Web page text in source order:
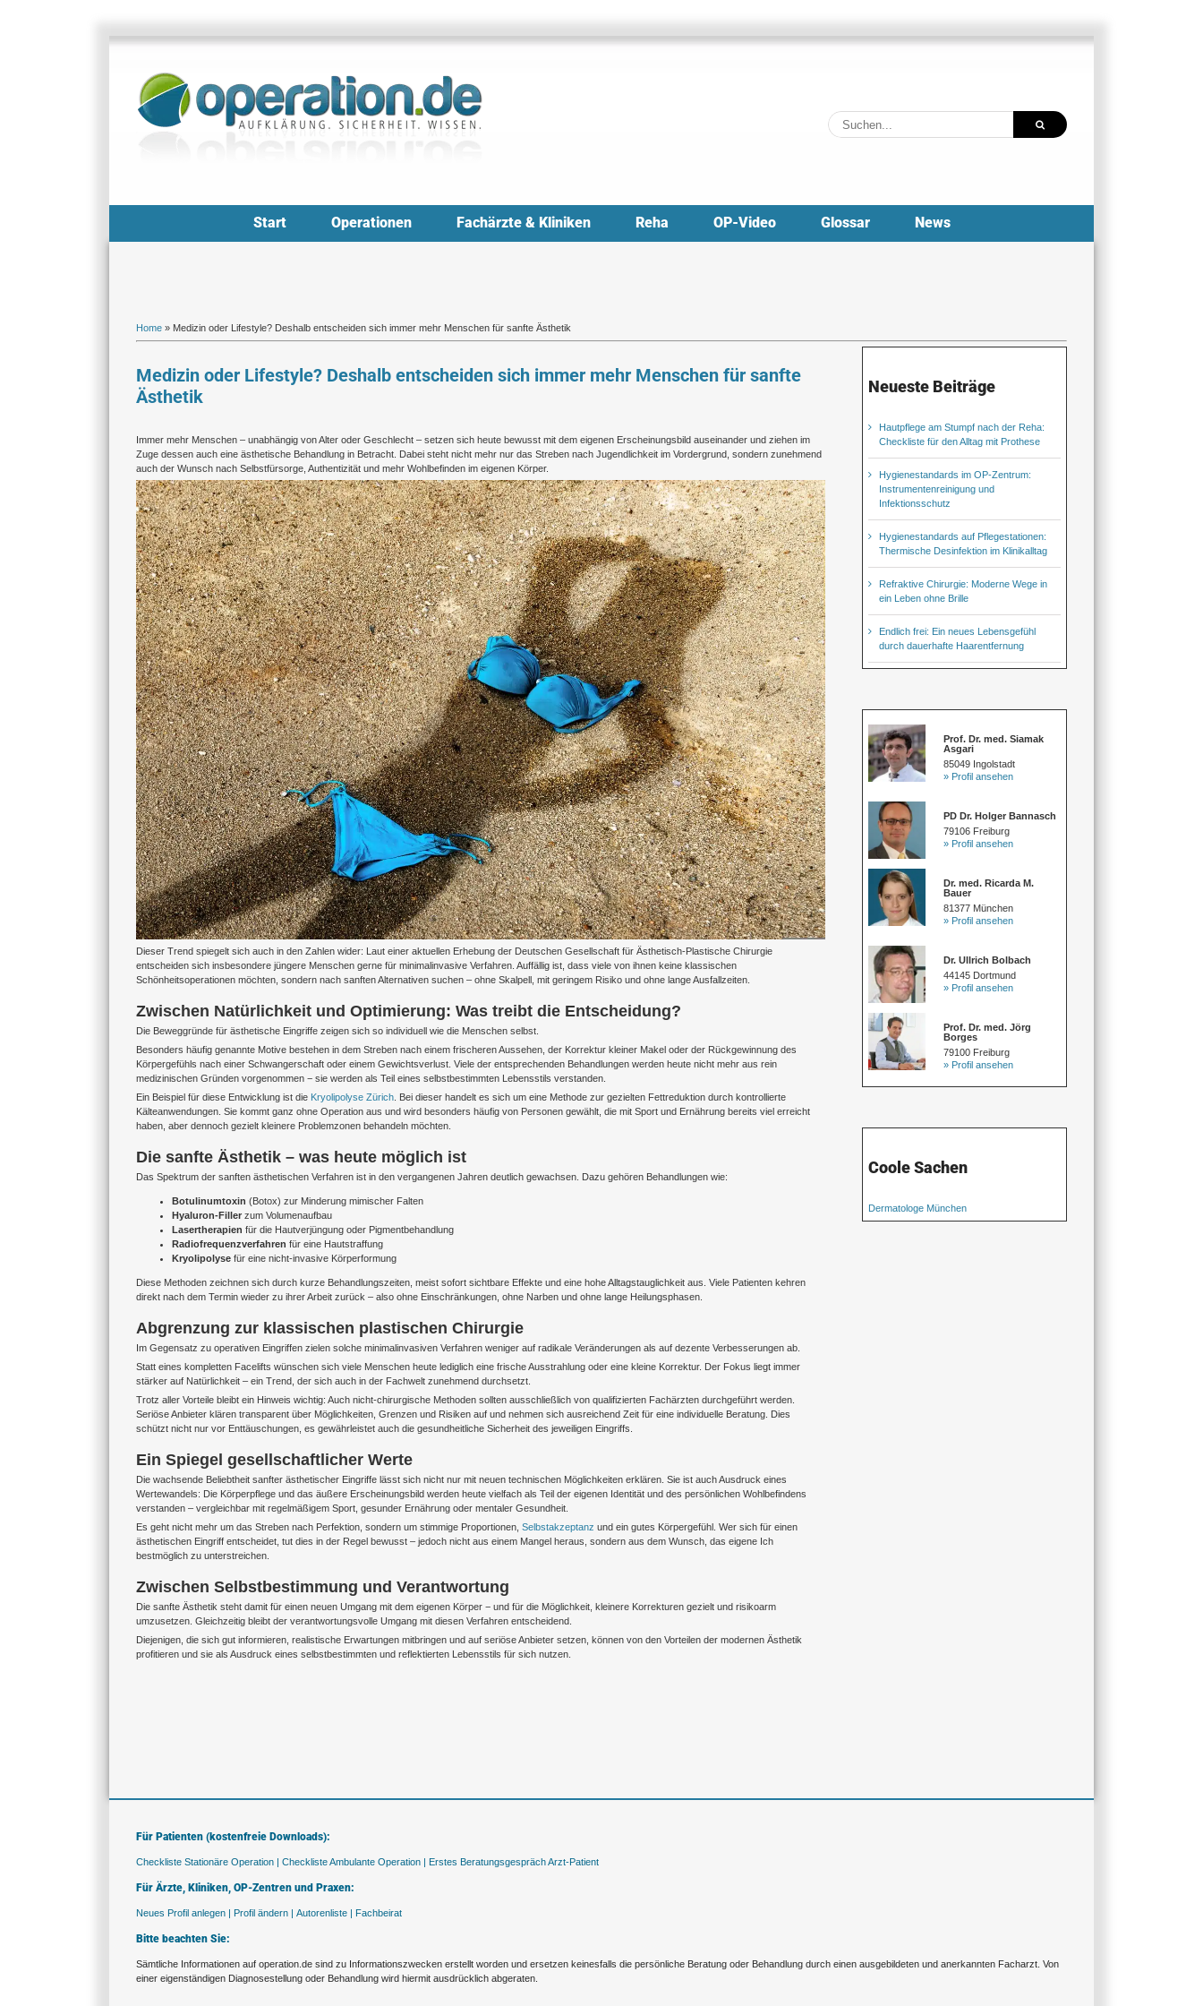
Suche
nach:
Start Operationen Fachärzte & Kliniken Reha OP-Video Glossar News
Home » Medizin oder Lifestyle? Deshalb entscheiden sich immer mehr Menschen für sanfte Ästhetik
Medizin oder Lifestyle? Deshalb entscheiden sich immer mehr Menschen für sanfte
Ästhetik
Immer mehr Menschen – unabhängig von Alter oder Geschlecht – setzen sich heute bewusst mit dem eigenen Erscheinungsbild auseinander und ziehen im
Zuge dessen auch eine ästhetische Behandlung in Betracht. Dabei steht nicht mehr nur das Streben nach Jugendlichkeit im Vordergrund, sondern zunehmend
auch der Wunsch nach Selbstfürsorge, Authentizität und mehr Wohlbefinden im eigenen Körper.
Dieser Trend spiegelt sich auch in den Zahlen wider: Laut einer aktuellen Erhebung der Deutschen Gesellschaft für Ästhetisch-Plastische Chirurgie
entscheiden sich insbesondere jüngere Menschen gerne für minimalinvasive Verfahren. Auffällig ist, dass viele von ihnen keine klassischen
Schönheitsoperationen möchten, sondern nach sanften Alternativen suchen – ohne Skalpell, mit geringem Risiko und ohne lange Ausfallzeiten.
Zwischen Natürlichkeit und Optimierung: Was treibt die Entscheidung?
Die Beweggründe für ästhetische Eingriffe zeigen sich so individuell wie die Menschen selbst.
Besonders häufig genannte Motive bestehen in dem Streben nach einem frischeren Aussehen, der Korrektur kleiner Makel oder der Rückgewinnung des
Körpergefühls nach einer Schwangerschaft oder einem Gewichtsverlust. Viele der entsprechenden Behandlungen werden heute nicht mehr aus rein
medizinischen Gründen vorgenommen − sie werden als Teil eines selbstbestimmten Lebensstils verstanden.
Ein Beispiel für diese Entwicklung ist die Kryolipolyse Zürich . Bei dieser handelt es sich um eine Methode zur gezielten Fettreduktion durch kontrollierte
Kälteanwendungen. Sie kommt ganz ohne Operation aus und wird besonders häufig von Personen gewählt, die mit Sport und Ernährung bereits viel erreicht
haben, aber dennoch gezielt kleinere Problemzonen behandeln möchten.
Die sanfte Ästhetik – was heute möglich ist
Das Spektrum der sanften ästhetischen Verfahren ist in den vergangenen Jahren deutlich gewachsen. Dazu gehören Behandlungen wie:
Botulinumtoxin (Botox) zur Minderung mimischer Falten
Hyaluron-Filler zum Volumenaufbau
Lasertherapien für die Hautverjüngung oder Pigmentbehandlung
Radiofrequenzverfahren für eine Hautstraffung
Kryolipolyse für eine nicht-invasive Körperformung
Diese Methoden zeichnen sich durch kurze Behandlungszeiten, meist sofort sichtbare Effekte und eine hohe Alltagstauglichkeit aus. Viele Patienten kehren
direkt nach dem Termin wieder zu ihrer Arbeit zurück – also ohne Einschränkungen, ohne Narben und ohne lange Heilungsphasen.
Abgrenzung zur klassischen plastischen Chirurgie
Im Gegensatz zu operativen Eingriffen zielen solche minimalinvasiven Verfahren weniger auf radikale Veränderungen als auf dezente Verbesserungen ab.
Statt eines kompletten Facelifts wünschen sich viele Menschen heute lediglich eine frische Ausstrahlung oder eine kleine Korrektur. Der Fokus liegt immer
stärker auf Natürlichkeit – ein Trend, der sich auch in der Fachwelt zunehmend durchsetzt.
Trotz aller Vorteile bleibt ein Hinweis wichtig: Auch nicht-chirurgische Methoden sollten ausschließlich von qualifizierten Fachärzten durchgeführt werden.
Seriöse Anbieter klären transparent über Möglichkeiten, Grenzen und Risiken auf und nehmen sich ausreichend Zeit für eine individuelle Beratung. Dies
schützt nicht nur vor Enttäuschungen, es gewährleistet auch die gesundheitliche Sicherheit des jeweiligen Eingriffs.
Ein Spiegel gesellschaftlicher Werte
Die wachsende Beliebtheit sanfter ästhetischer Eingriffe lässt sich nicht nur mit neuen technischen Möglichkeiten erklären. Sie ist auch Ausdruck eines
Wertewandels: Die Körperpflege und das äußere Erscheinungsbild werden heute vielfach als Teil der eigenen Identität und des persönlichen Wohlbefindens
verstanden – vergleichbar mit regelmäßigem Sport, gesunder Ernährung oder mentaler Gesundheit.
Es geht nicht mehr um das Streben nach Perfektion, sondern um stimmige Proportionen, Selbstakzeptanz und ein gutes Körpergefühl. Wer sich für einen
ästhetischen Eingriff entscheidet, tut dies in der Regel bewusst – jedoch nicht aus einem Mangel heraus, sondern aus dem Wunsch, das eigene Ich
bestmöglich zu unterstreichen.
Zwischen Selbstbestimmung und Verantwortung
Die sanfte Ästhetik steht damit für einen neuen Umgang mit dem eigenen Körper − und für die Möglichkeit, kleinere Korrekturen gezielt und risikoarm
umzusetzen. Gleichzeitig bleibt der verantwortungsvolle Umgang mit diesen Verfahren entscheidend.
Diejenigen, die sich gut informieren, realistische Erwartungen mitbringen und auf seriöse Anbieter setzen, können von den Vorteilen der modernen Ästhetik
profitieren und sie als Ausdruck eines selbstbestimmten und reflektierten Lebensstils für sich nutzen.
Neueste Beiträge
Hautpflege am Stumpf nach der Reha:
Checkliste für den Alltag mit Prothese
Hygienestandards im OP-Zentrum:
Instrumentenreinigung und
Infektionsschutz
Hygienestandards auf Pflegestationen:
Thermische Desinfektion im Klinikalltag
Refraktive Chirurgie: Moderne Wege in
ein Leben ohne Brille
Endlich frei: Ein neues Lebensgefühl
durch dauerhafte Haarentfernung
Prof. Dr. med. Siamak
Asgari
85049 Ingolstadt
» Profil ansehen
PD Dr. Holger Bannasch
79106 Freiburg
» Profil ansehen
Dr. med. Ricarda M.
Bauer
81377 München
» Profil ansehen
Dr. Ullrich Bolbach
44145 Dortmund
» Profil ansehen
Prof. Dr. med. Jörg
Borges
79100 Freiburg
» Profil ansehen
Coole Sachen
Dermatologe München
Für Patienten (kostenfreie Downloads):
Checkliste Stationäre Operation | Checkliste Ambulante Operation | Erstes Beratungsgespräch Arzt-Patient
Für Ärzte, Kliniken, OP-Zentren und Praxen:
Neues Profil anlegen | Profil ändern | Autorenliste | Fachbeirat
Bitte beachten Sie:
Sämtliche Informationen auf operation.de sind zu Informationszwecken erstellt worden und ersetzen keinesfalls die persönliche Beratung oder Behandlung durch einen ausgebildeten und anerkannten Facharzt. Von
einer eigenständigen Diagnosestellung oder Behandlung wird hiermit ausdrücklich abgeraten.